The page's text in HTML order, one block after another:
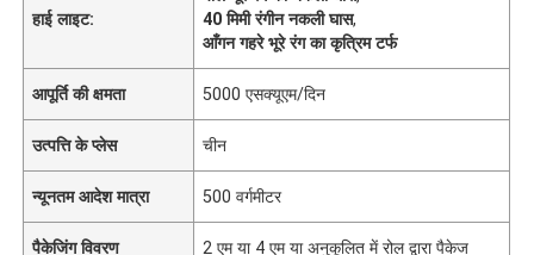
हाई लाइट:
40 मिमी रंगीन नकली घास,
आँगन गहरे भूरे रंग का कृत्रिम टर्फ
आपूर्ति की क्षमता 5000 एसक्यूएम/दिन
उत्पत्ति के प्लेस चीन
न्यूनतम आदेश मात्रा 500 वर्गमीटर
पैकेजिंग विवरण 2 एम या 4 एम या अनुकूलित में रोल द्वारा पैकेज